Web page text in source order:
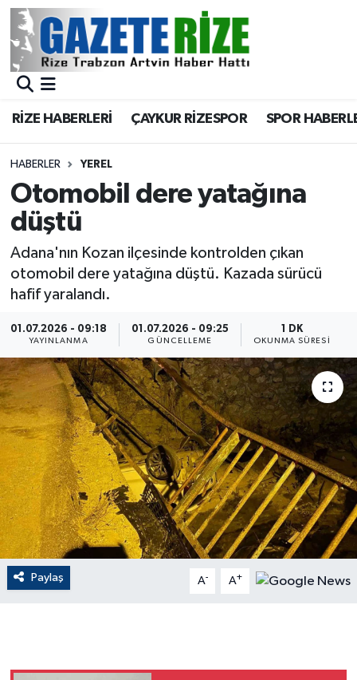
RİZE HABERLERİ ÇAYKUR RİZESPOR SPOR
HABERLER YEREL
Otomobil dere yatağına
düştü
Adana'nın Kozan ilçesinde kontrolden çıkan
otomobil dere yatağına düştü. Kazada sürücü
hafif yaralandı.
01.07.2026 - 09:18
YAYINLANMA
01.07.2026 - 09:25
GÜNCELLEME
1 DK
OKUNMA SÜRESI
Paylaş A- A+
BÖLGEMİZ
Asayiş
Rize Jandarma Komutanlığı
Bilim Teknoloji
Advertising news
Canlı Maç
ÇEVRE
Dış Haberler
Dünya
EĞİTİM
EKONOMİ
English News
Flaş Haber
Merkez Nöbetçi Eczaneler
Merkez Trafik Yoğunluk Haritası
Süper Lig Puan Durumu ve Fikstür
Tüm Manşetler
Son Dakika Haberleri
Haber Arşivi